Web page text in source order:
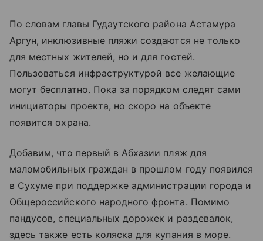
По словам главы Гудаутского района Астамура
Аргун, инклюзивные пляжи создаются не только
для местных жителей, но и для гостей.
Пользоваться инфраструктурой все желающие
могут бесплатно. Пока за порядком следят сами
инициаторы проекта, но скоро на объекте
появится охрана.
Добавим, что первый в Абхазии пляж для
маломобильных граждан в прошлом году появился
в Сухуме при поддержке администрации города и
Общероссийского народного фронта. Помимо
пандусов, специальных дорожек и раздевалок,
здесь также есть коляска для купания в море.